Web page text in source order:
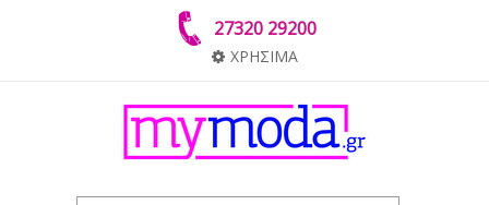
27320 29200
ΧΡΗΣΙΜΑ